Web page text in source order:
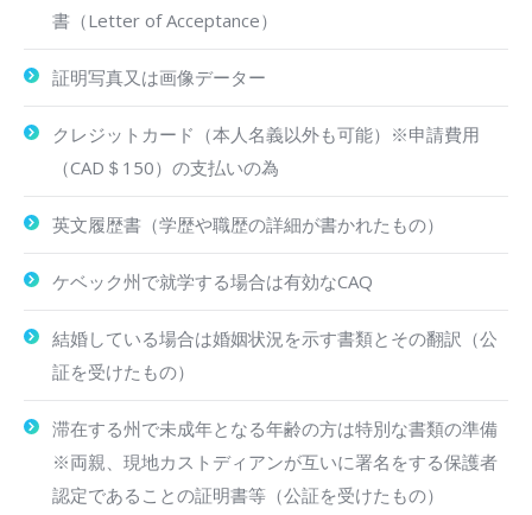
書（Letter of Acceptance）
証明写真又は画像データー
クレジットカード（本人名義以外も可能）※申請費用
（CAD＄150）の支払いの為
英文履歴書（学歴や職歴の詳細が書かれたもの）
ケベック州で就学する場合は有効なCAQ
結婚している場合は婚姻状況を示す書類とその翻訳（公
証を受けたもの）
滞在する州で未成年となる年齢の方は特別な書類の準備
※両親、現地カストディアンが互いに署名をする保護者
認定であることの証明書等（公証を受けたもの）